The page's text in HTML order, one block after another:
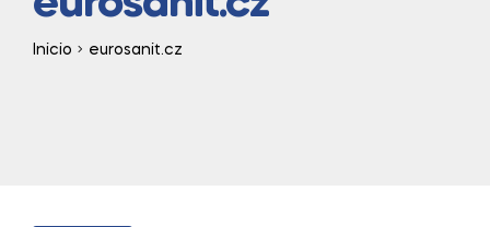
Inicio eurosanit.cz